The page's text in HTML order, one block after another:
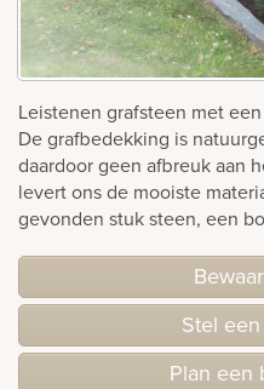
Leistenen grafsteen met
De grafbedekking is
daardoor geen afbreuk aan
levert ons de mooiste
gevonden stuk steen, een
Stel een
Plan een